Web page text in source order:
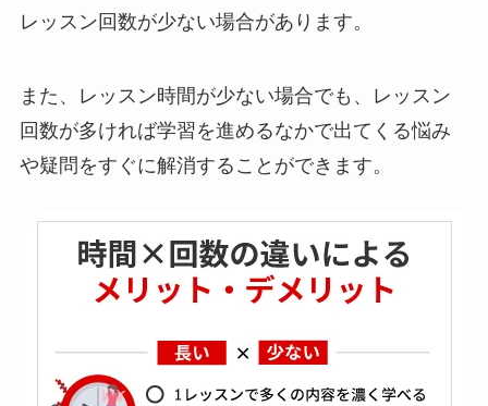
レッスン回数が少ない場合があります。
また、レッスン時間が少ない場合でも、レッスン
回数が多ければ学習を進めるなかで出てくる悩み
や疑問をすぐに解消することができます。